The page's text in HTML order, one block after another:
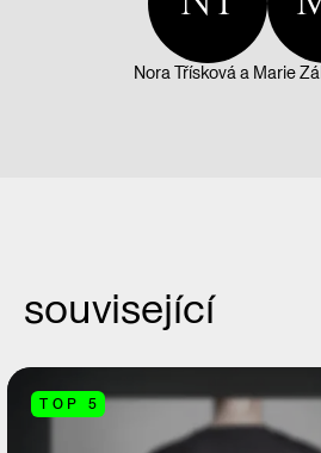
Nora Třískováa Marie
související
TOP 5